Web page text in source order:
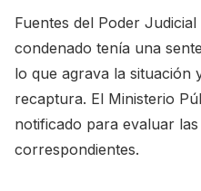
Fuentes del Poder
condenado tenía una
lo que agrava la situación
recaptura. El Ministerio
notificado para evaluar
correspondientes.